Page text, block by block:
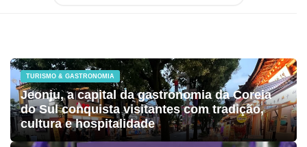
TURISMO & GASTRONOMIA
Jeonju, a capital da gastronomia da Coreia
do Sul conquista visitantes com tradição,
cultura e hospitalidade